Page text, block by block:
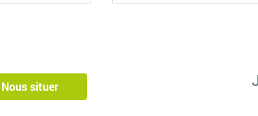
Nous situer